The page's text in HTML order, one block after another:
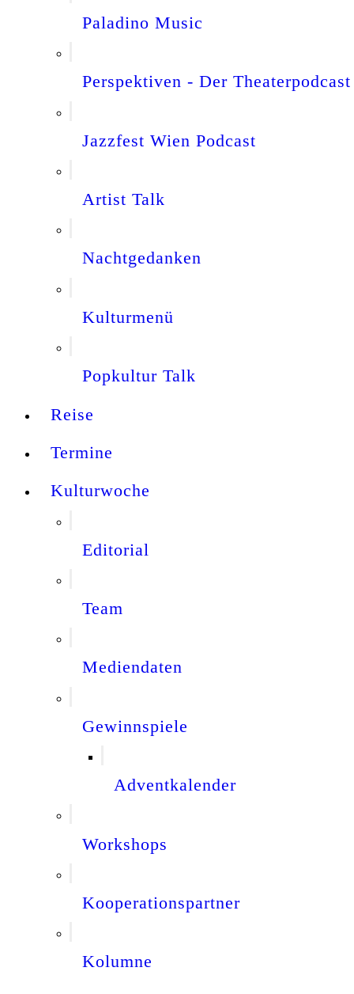
Paladino Music
Perspektiven - Der Theaterpodcast
Jazzfest Wien Podcast
Artist Talk
Nachtgedanken
Kulturmenü
Popkultur Talk
Reise
Termine
Kulturwoche
Editorial
Team
Mediendaten
Gewinnspiele
Adventkalender
Workshops
Kooperationspartner
Kolumne